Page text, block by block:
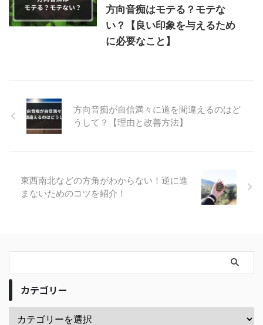
方向音痴はモテる？モテな
い？【良い印象を与えるため
に必要なこと】
方向音痴が自信満々に道を間違えるのはど
うして？【理由と改善方法】
東西南北などの方角がわからない！逆に進
まないためのコツを紹介！
カテゴリー